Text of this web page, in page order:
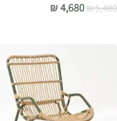
₪5,480
₪4,680